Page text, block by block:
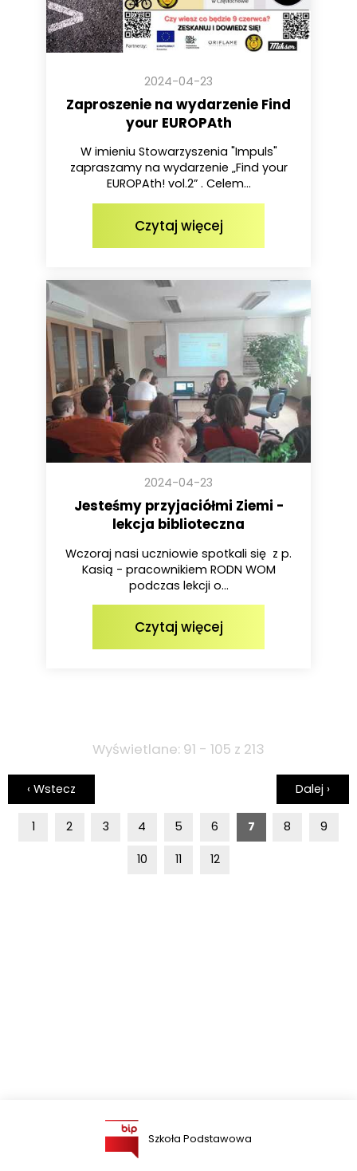
2024-04-23
Zaproszenie na wydarzenie Find
your EUROPAth
W imieniu Stowarzyszenia "Impuls"
zapraszamy na wydarzenie „Find your
EUROPAth! vol.2” . Celem...
Czytaj więcej
2024-04-23
Jesteśmy przyjaciółmi Ziemi -
lekcja biblioteczna
Wczoraj nasi uczniowie spotkali się z p.
Kasią - pracownikiem RODN WOM
podczas lekcji o...
Czytaj więcej
Wyświetlane: 91 - 105 z 213
‹ Wstecz
1 2 3 4 5 6 7 8 9
10 11 12
Dalej ›
Szkoła Podstawowa